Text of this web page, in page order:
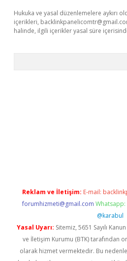
Hukuka ve yasal düzenlemelere aykırı
içerikleri,
halinde, ilgili içerikler yasal süre
Reklam ve İletişim: E-mail:
forumhizmeti@gmail.com Whatsapp:
@karabul
Yasal Uyarı: Sitemiz, 5651 Sayılı
ve İletişim Kurumu (BTK) tarafından
olarak hizmet vermektedir. Bu